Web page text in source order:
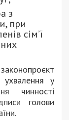
з
при
сім’ї
у
чинності
голови